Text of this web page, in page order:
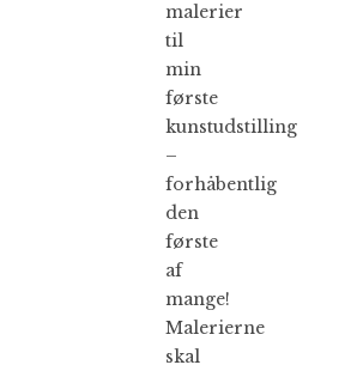
malerier
til
min
første
kunstudstilling
–
forhåbentlig
den
første
af
mange!
Malerierne
skal